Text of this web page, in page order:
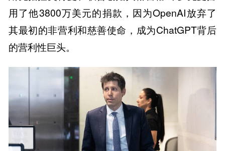
用了他3800万美元的捐款，因为OpenAI放弃了
其最初的非营利和慈善使命，成为ChatGPT背后
的营利性巨头。